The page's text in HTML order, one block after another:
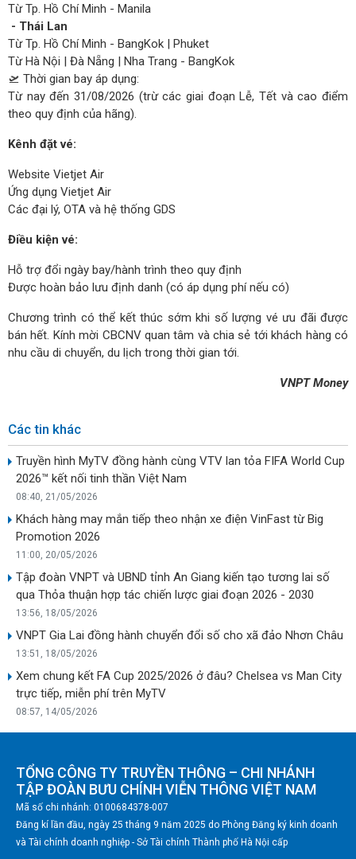
Từ Tp. Hồ Chí Minh - Manila
- Thái Lan
Từ Tp. Hồ Chí Minh - BangKok | Phuket
Từ Hà Nội | Đà Nẵng | Nha Trang - BangKok
🛫 Thời gian bay áp dụng:
Từ nay đến 31/08/2026 (trừ các giai đoạn Lễ, Tết và cao điểm
theo quy định của hãng).
Kênh đặt vé:
Website Vietjet Air
Ứng dụng Vietjet Air
Các đại lý, OTA và hệ thống GDS
Điều kiện vé:
Hỗ trợ đổi ngày bay/hành trình theo quy định
Được hoàn bảo lưu định danh (có áp dụng phí nếu có)
Chương trình có thể kết thúc sớm khi số lượng vé ưu đãi được
bán hết. Kính mời CBCNV quan tâm và chia sẻ tới khách hàng có
nhu cầu di chuyển, du lịch trong thời gian tới.
VNPT Money
Các tin khác
Truyền hình MyTV đồng hành cùng VTV lan tỏa FIFA World Cup
2026™ kết nối tinh thần Việt Nam
08:40, 21/05/2026
Khách hàng may mắn tiếp theo nhận xe điện VinFast từ Big
Promotion 2026
11:00, 20/05/2026
Tập đoàn VNPT và UBND tỉnh An Giang kiến tạo tương lai số
qua Thỏa thuận hợp tác chiến lược giai đoạn 2026 - 2030
13:56, 18/05/2026
VNPT Gia Lai đồng hành chuyển đổi số cho xã đảo Nhơn Châu
13:51, 18/05/2026
Xem chung kết FA Cup 2025/2026 ở đâu? Chelsea vs Man City
trực tiếp, miễn phí trên MyTV
08:57, 14/05/2026
TỔNG CÔNG TY TRUYỀN THÔNG – CHI NHÁNH
TẬP ĐOÀN BƯU CHÍNH VIỄN THÔNG VIỆT NAM
Mã số chi nhánh: 0100684378-007
Đăng kí lần đầu, ngày 25 tháng 9 năm 2025 do Phòng Đăng ký kinh doanh
và Tài chính doanh nghiệp - Sở Tài chính Thành phố Hà Nội cấp